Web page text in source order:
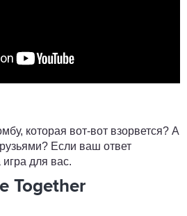
которая вот-вот взорвется? А
Если ваш ответ
для вас.
Together